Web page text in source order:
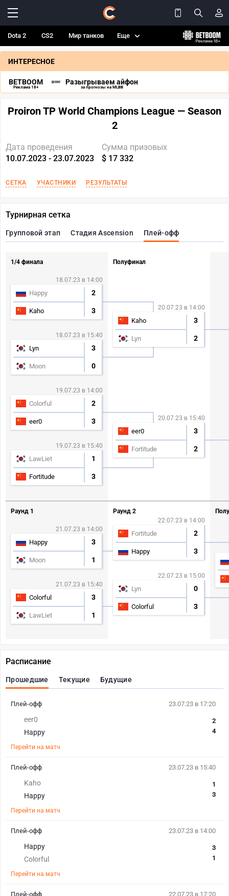
Dota 2 CS2 Мир танков Еще
ИНТЕРЕСНОЕ
BETBOOM
Реклама 18+
Разыгрываем айфон
за прогнозы на MLBB
Proiron TP World Champions League — Season
2
Дата проведения
10.07.2023 - 23.07.2023
Сумма призовых
$ 17 332
СЕТКА УЧАСТНИКИ РЕЗУЛЬТАТЫ
Турнирная сетка
Групповой этап Стадия Ascension Плей-офф
1/4 финала
18.07.23 в 14:00
Happy 2
Kaho 3
18.07.23 в 15:40
Lyn 3
Moon 0
19.07.23 в 14:00
Colorful 2
eer0 3
19.07.23 в 15:40
LawLiet 1
Fortitude 3
Полуфинал
20.07.23 в 14:00
Kaho 3
Lyn 2
20.07.23 в 15:40
eer0 3
Fortitude 2
Раунд 1
21.07.23 в 14:00
Happy 3
Moon 1
21.07.23 в 15:40
Colorful 3
LawLiet 1
Раунд 2
22.07.23 в 14:00
Fortitude 2
Happy 3
22.07.23 в 15:00
Lyn 0
Colorful 3
Расписание
Прошедшие Текущие Будущие
23.07.23 в 17:20
eer0
Happy
2
4
Перейти на матч
Плей-офф
23.07.23 в 15:40
Kaho
Happy
1
3
Перейти на матч
Плей-офф
23.07.23 в 14:00
Happy
Colorful
3
1
Перейти на матч
Плей-офф
22.07.23 в 17:20
Плей-офф